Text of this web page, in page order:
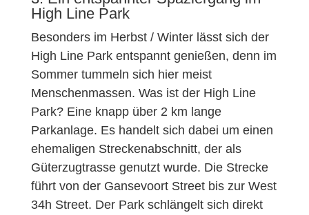
High Line Park
Besonders im Herbst / Winter lässt sich der
High Line Park entspannt genießen, denn im
Sommer tummeln sich hier meist
Menschenmassen. Was ist der High Line
Park? Eine knapp über 2 km lange
Parkanlage. Es handelt sich dabei um einen
ehemaligen Streckenabschnitt, der als
Güterzugtrasse genutzt wurde. Die Strecke
führt von der Gansevoort Street bis zur West
34h Street. Der Park schlängelt sich direkt